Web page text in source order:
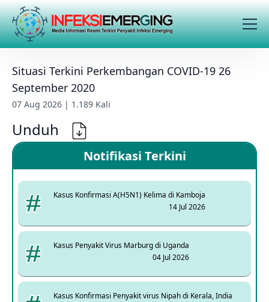
Situasi Terkini Perkembangan COVID-19 26
September 2020
07 Aug 2026 | 1.189 Kali
Unduh
Notifikasi Terkini
Kasus Konfirmasi A(H5N1) Kelima di Kamboja
14 Jul 2026
Kasus Penyakit Virus Marburg di Uganda
04 Jul 2026
Kasus Konfirmasi Penyakit virus Nipah di Kerala, India